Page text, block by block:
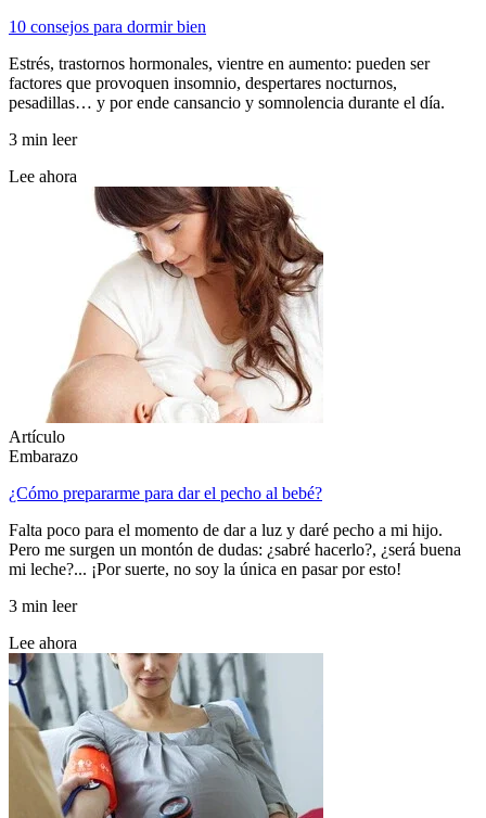
10 consejos para dormir bien
Estrés, trastornos hormonales, vientre en aumento: pueden ser
factores que provoquen insomnio, despertares nocturnos,
pesadillas… y por ende cansancio y somnolencia durante el día.
3 min leer
Lee ahora
Artículo
Embarazo
¿Cómo prepararme para dar el pecho al bebé?
Falta poco para el momento de dar a luz y daré pecho a mi hijo.
Pero me surgen un montón de dudas: ¿sabré hacerlo?, ¿será buena
mi leche?... ¡Por suerte, no soy la única en pasar por esto!
3 min leer
Lee ahora